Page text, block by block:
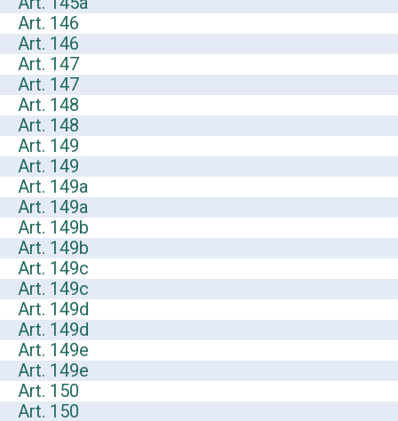
Art. 146
Art. 146
Art. 147
Art. 147
Art. 148
Art. 148
Art. 149
Art. 149
Art. 149a
Art. 149a
Art. 149b
Art. 149b
Art. 149c
Art. 149c
Art. 149d
Art. 149d
Art. 149e
Art. 149e
Art. 150
Art. 150